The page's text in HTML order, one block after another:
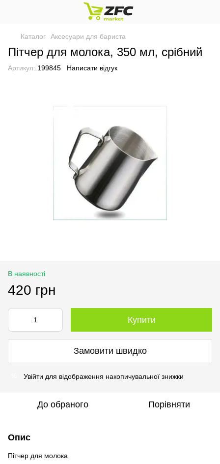
Каталог Аксесуари для бариста
Пітчер для молока, 350 мл, срібний
Артикул: 199845 Написати відгук
В наявності
420 грн
Купити
Замовити швидко
Увійти для відображення накопичувальної знижки
До обраного Порівняти
Опис
Пітчер для молока